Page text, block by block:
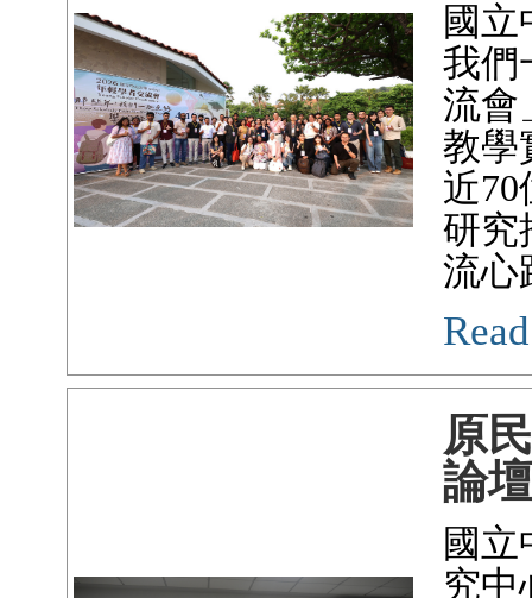
國
我們
流會
教學
近
研究
流心
原
論
國
究中